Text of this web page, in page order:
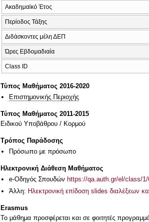
Ακαδημαϊκό Έτος
Περίοδος Τάξης
Διδάσκοντες μέλη ΔΕΠ
Ώρες Εβδομαδιαία
Class ID
Τύπος Μαθήματος 2016-2020
Επιστημονικής Περιοχής
Τύπος Μαθήματος 2011-2015
Ειδικού Υποβάθρου / Κορμού
Τρόπος Παράδοσης
Πρόσωπο με πρόσωπο
Ηλεκτρονική Διάθεση Μαθήματος
e-Οδηγός Σπουδών https://qa.auth.gr/el/class/1/
Άλλη: Ηλεκτρονική επίδοση slides διαλέξεων
Erasmus
Το μάθημα προσφέρεται και σε φοιτητές